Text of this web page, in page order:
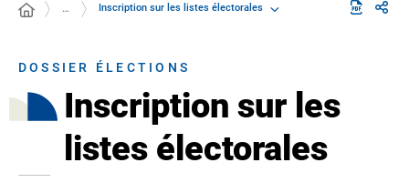
… Inscription sur les listes électorales
DOSSIER ÉLECTIONS
Inscription sur les
listes électorales